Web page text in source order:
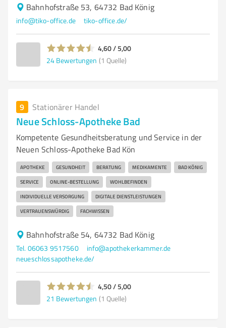
Bahnhofstraße 53, 64732 Bad König
info@tiko-office.de tiko-office.de/
4,60 / 5,00
24 Bewertungen (1 Quelle)
9 Stationärer Handel
Neue Schloss-Apotheke Bad
Kompetente Gesundheitsberatung und Service in der
Neuen Schloss-Apotheke Bad Kön
APOTHEKE GESUNDHEIT BERATUNG MEDIKAMENTE BAD KÖNIG
SERVICE ONLINE-BESTELLUNG WOHLBEFINDEN
INDIVIDUELLE VERSORGUNG DIGITALE DIENSTLEISTUNGEN
VERTRAUENSWÜRDIG FACHWISSEN
Bahnhofstraße 54, 64732 Bad König
Tel. 06063 9517560
info@apothekerkammer.de
neueschlossapotheke.de/
4,50 / 5,00
21 Bewertungen (1 Quelle)